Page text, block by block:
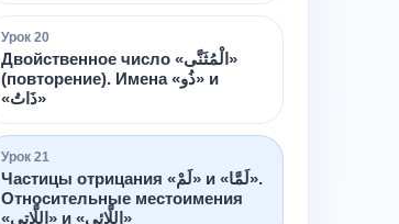
Урок 20
Двойственное число «الْمُثَنَّى»
(повторение). Имена «ذُو» и
«ذَاتُ»
Урок 21
Частицы отрицания «لَمْ» и «لَمَّا».
Относительные местоимения
«اللَّاتِي» и «اللَّائِي»